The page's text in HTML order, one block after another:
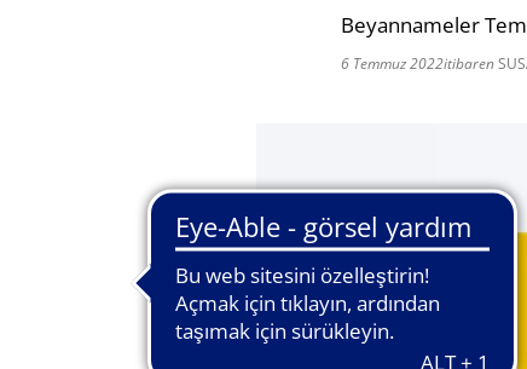
Beyannameler
6 Temmuz 2022itibaren